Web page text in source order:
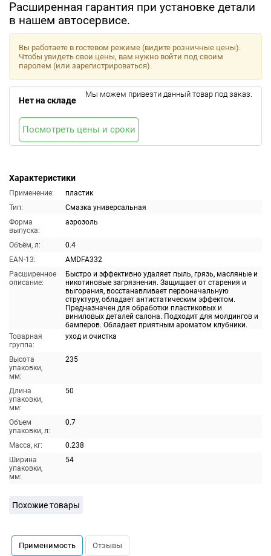
Расширенная гарантия при установке детали
в нашем автосервисе.
Характеристики
Применение:
пластик
Тип:
Смазка универсальная
Форма
выпуска:
аэрозоль
Объём, л:
0.4
EAN-13:
AMDFA332
Расширенное
описание:
Быстро и эффективно удаляет пыль, грязь, масляные и
никотиновые загрязнения. Защищает от старения и
выгорания, восстанавливает первоначальную
структуру, обладает антистатическим эффектом.
Предназначен для обработки пластиковых и
виниловых деталей салона. Подходит для молдингов и
бамперов. Обладает приятным ароматом клубники.
Товарная
группа:
уход и очистка
Высота
упаковки,
мм:
235
Длина
упаковки,
мм:
50
Объем
упаковки, л:
0.7
Масса, кг:
0.238
Ширина
упаковки,
мм:
54
Вы работаете в гостевом режиме (видите розничные цены).
Чтобы увидеть свои цены, вам нужно войти под своим
паролем (или зарегистрироваться).
Нет на складе
Мы можем привезти данный товар под заказ.
Посмотреть цены и сроки
Похожие товары
Применимость Отзывы